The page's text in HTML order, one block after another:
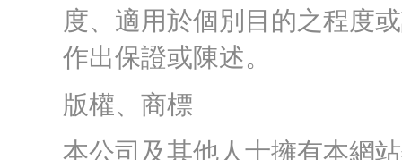
度、適用於個別目的之程度
作出保證或陳述。
版權、商標
本公司及其他人士擁有本網